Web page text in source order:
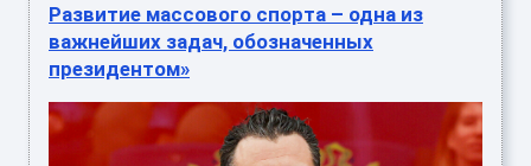
Развитие массового спорта – одна из
важнейших задач, обозначенных
президентом»